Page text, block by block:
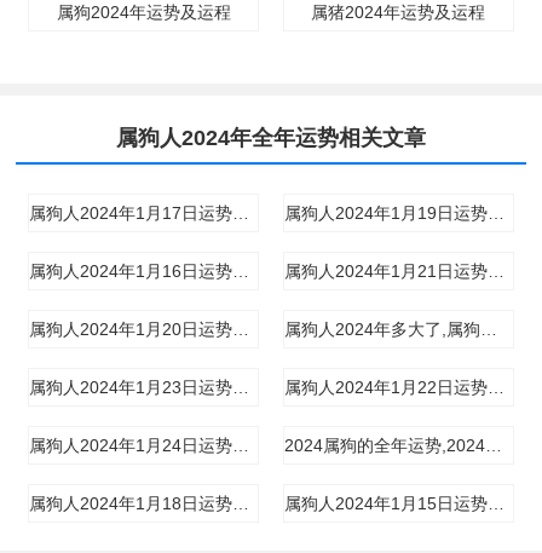
属狗2024年运势及运程 属猪2024年运势及运程
属狗人2024年全年运势相关文章
属狗人2024年1月17日运势运程,属狗的2024年1月17日要注意什么 属狗人2024年1月19日运势运程,属狗的2024年1月19日要注意什么
属狗人2024年1月16日运势运程,属狗的2024年1月16日要注意什么 属狗人2024年1月21日运势运程,属狗的2024年1月21日要注意什么
属狗人2024年1月20日运势运程,属狗的2024年1月20日要注意什么
属狗人2024年1月23日运势运程,属狗的2024年1月23日要注意什么 属狗人2024年1月22日运势运程,属狗的2024年1月22日要注意什么
属狗人2024年1月24日运势运程,属狗的2024年1月24日要注意什么 2024属狗的全年运势,2024属狗的全年运势1970
属狗人2024年1月18日运势运程,属狗的2024年1月18日要注意什么 属狗人2024年1月15日运势运程,属狗的2024年1月15日要注意什么